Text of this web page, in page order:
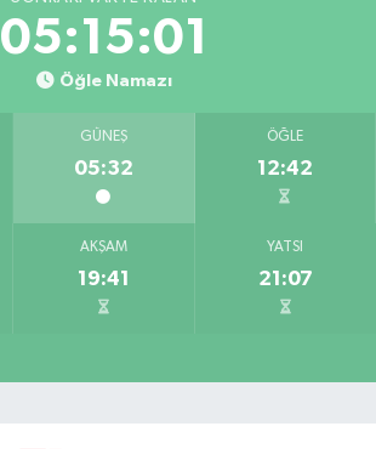
05:15:00
Öğle Namazı
GÜNEŞ
05:32
ÖĞLE
12:42
AKŞAM
19:41
YATSI
21:07